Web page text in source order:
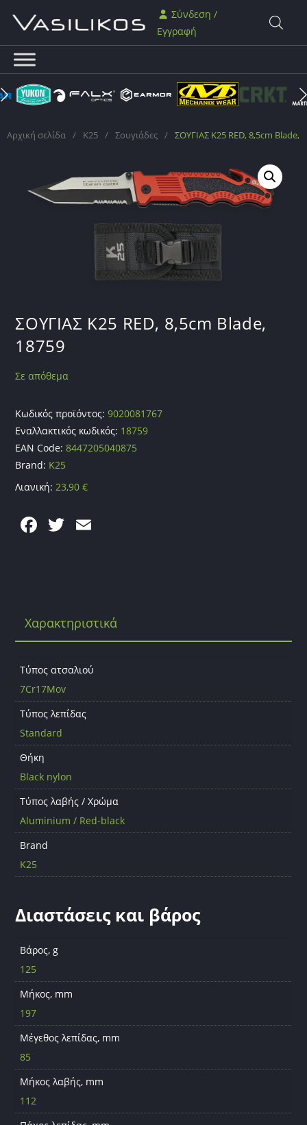
Σύνδεση /
Εγγραφή
Αρχική σελίδα / K25 / Σουγιάδες / ΣΟΥΓΙΑΣ K25 RED, 8,5cm Blade,
ΣΟΥΓΙΑΣ K25 RED, 8,5cm Blade,
18759
Σε απόθεμα
Κωδικός προϊόντος:9020081767
Εναλλακτικός κωδικός: 18759
EAN Code:8447205040875
Brand: K25
Λιανική:23,90€
F
o
k
T
Χαρακτηριστικά
Τύπος ατσαλιού
7Cr17Mov
Τύπος λεπίδας
Standard
Θήκη
Black nylon
Τύπος λαβής / Χρώμα
Aluminium / Red-black
Brand
K25
Διαστάσεις και βάρος
Βάρος, g
125
Μήκος, mm
197
Μέγεθος λεπίδας, mm
85
Μήκος λαβής, mm
112